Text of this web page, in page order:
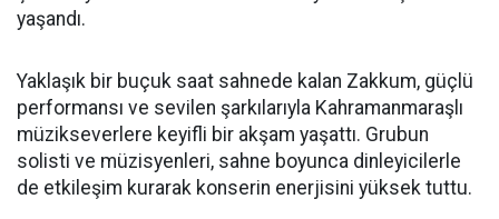
yaşandı.
Yaklaşık bir buçuk saat sahnede kalan Zakkum, güçlü
performansı ve sevilen şarkılarıyla Kahramanmaraşlı
müzikseverlere keyifli bir akşam yaşattı. Grubun
solisti ve müzisyenleri, sahne boyunca dinleyicilerle
de etkileşim kurarak konserin enerjisini yüksek tuttu.